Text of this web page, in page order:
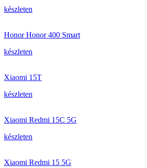
készleten
Honor Honor 400 Smart
készleten
Xiaomi 15T
készleten
Xiaomi Redmi 15C 5G
készleten
Xiaomi Redmi 15 5G